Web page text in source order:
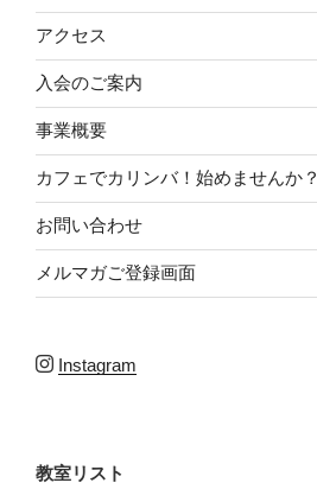
アクセス
入会のご案内
事業概要
カフェでカリンバ！始めませんか？
お問い合わせ
メルマガご登録画面
Instagram
教室リスト